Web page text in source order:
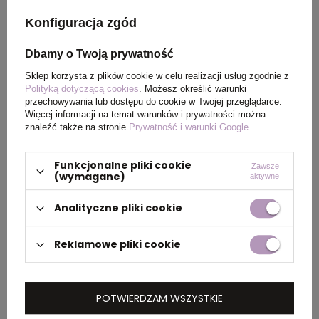
Rozmiar
produktu (g)
PAKOWANIE
Wymiary
kartonu
zewnętrznego
37 x 53 x 23 cm
Waga
kartonu
zewnętrznego
14 kg
Konfiguracja zgód
Dbamy o Twoją prywatność
Sklep korzysta z plików cookie w celu realizacji usług zgodnie z
Polityką dotyczącą cookies. Możesz określić warunki
przechowywania lub dostępu do cookie w Twojej przeglądarce.
Więcej informacji na temat warunków i prywatności można
znaleźć także na stronie Prywatność i warunki Google.
Funkcjonalne pliki cookie
(wymagane)
Zawsze
aktywne
Analityczne pliki cookie
Reklamowe pliki cookie
POTWIERDZAM WSZYSTKIE